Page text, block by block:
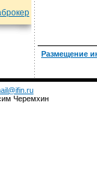
Размещение
Черемхин